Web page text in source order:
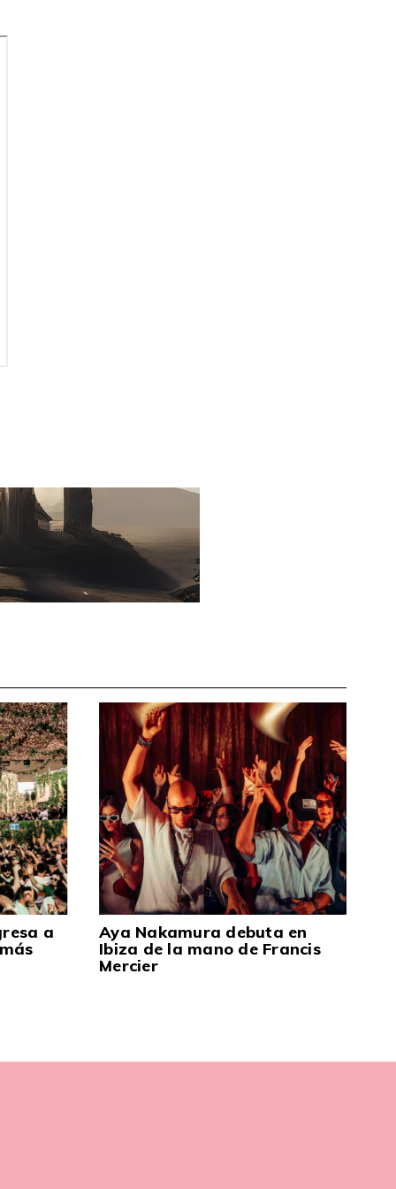
a
Aya Nakamura debuta en
Ibiza de la mano de Francis
Mercier